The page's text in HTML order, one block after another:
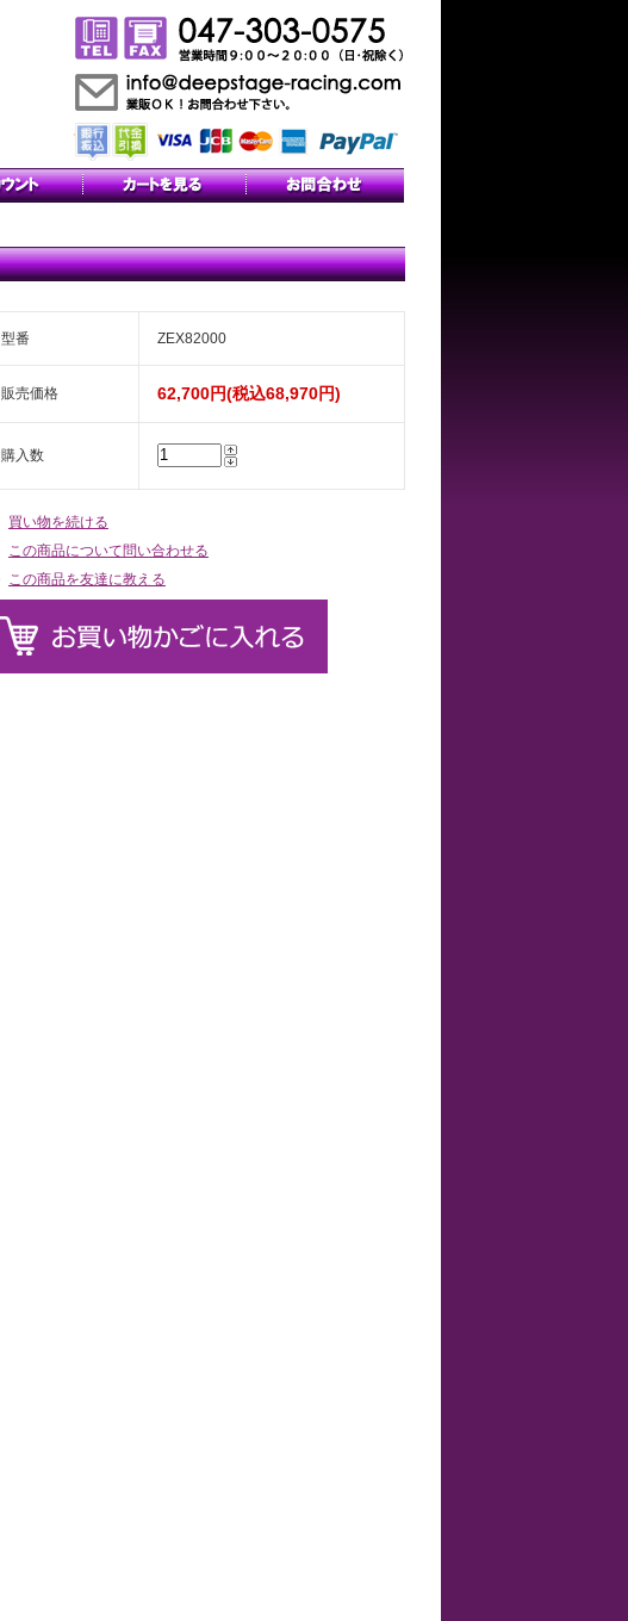
型番 ZEX82000
販売価格 62,700円(税込68,970円)
購入数
買い物を続ける
この商品について問い合わせる
この商品を友達に教える